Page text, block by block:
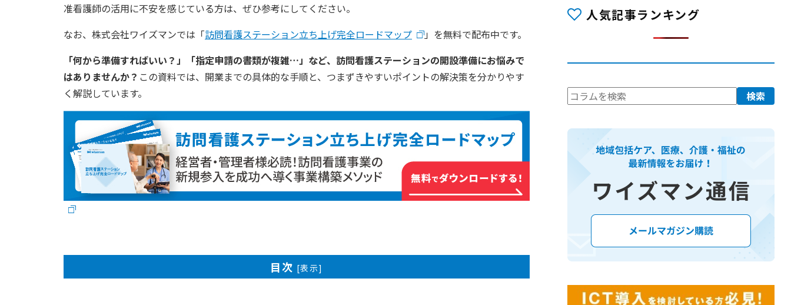
准看護師の活用に不安を感じている方は、ぜひ参考にしてください。
なお、株式会社ワイズマンでは「訪問看護ステーション立ち上げ完全ロードマップ
」を無料で配布中です。
「何から準備すればいい？」「指定申請の書類が複雑…」など、訪問看護ステーションの開設準備にお悩みで
はありませんか？ この資料では、開業までの具体的な手順と、つまずきやすいポイントの解決策を分かりやす
く解説しています。
目次 [表示]
人気記事ランキング
検
検索